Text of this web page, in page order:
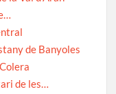
de Banyoles
de les…